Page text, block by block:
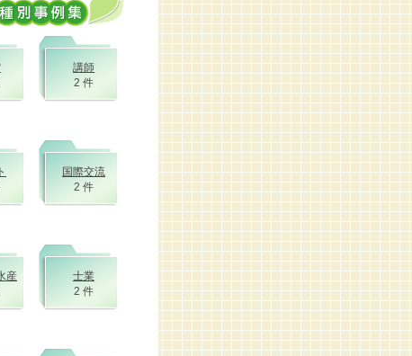
講師
2 件
国際交流
2 件
産
士業
2 件